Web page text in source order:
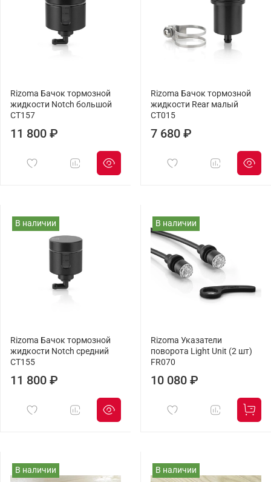
Rizoma Бачок тормозной
жидкости Notch большой
CT157
11 800 ₽
Rizoma Бачок тормозной
жидкости Rear малый
CT015
7 680 ₽
В наличии
Rizoma Бачок тормозной
жидкости Notch средний
CT155
11 800 ₽
В наличии
Rizoma Указатели
поворота Light Unit (2 шт)
FR070
10 080 ₽
В наличии В наличии